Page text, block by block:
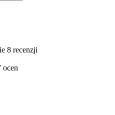
8 recenzji
ocen